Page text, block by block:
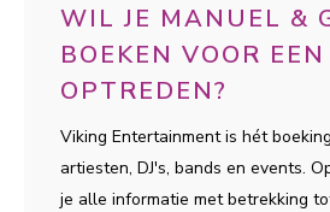
WIL JE MANUEL &
BOEKEN VOOR EEN
OPTREDEN?
Viking Entertainment is hét
artiesten, DJ's, bands en events.
je alle informatie met betrekking